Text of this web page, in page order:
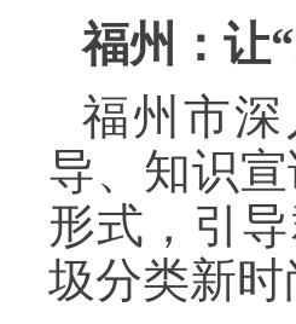
福州：让
福州市
导、知识
形式，引
圾分类新